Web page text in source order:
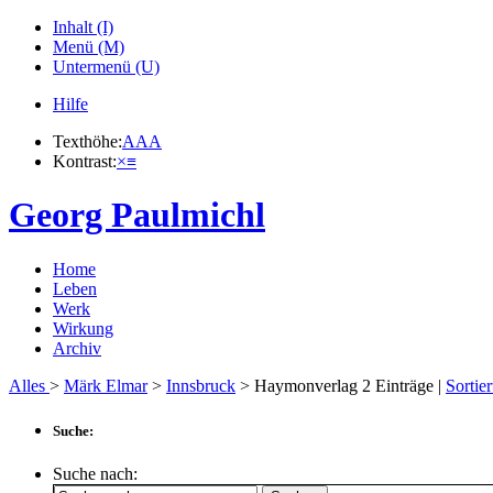
Inhalt (I)
Menü (M)
Untermenü (U)
Hilfe
Texthöhe:AAA
Kontrast:×≡
Georg Paulmichl
Home
Leben
Werk
Wirkung
Archiv
Alles > Märk Elmar> Innsbruck > Haymonverlag 2 Einträge |
Suche:
Suche nach: